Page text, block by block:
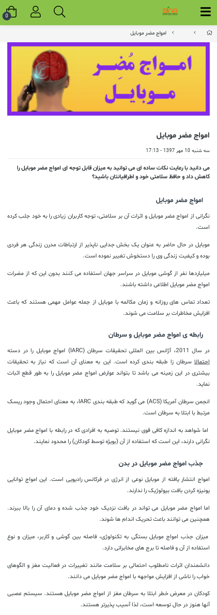
امواج مضر موبایل
امواج مضر موبایل
سه شنبه 10 مهر 1397 - 17:13
می دانید با رعایت نکات ساده ای می توانید به میزان قابل توجه ای امواج مضر موبایل را
کاهش داد و حافظ سلامتی خود و اطرافیانتان باشید؟
امواج مضر موبایل
نگرانی از امواج مضر موبایل و اثرات آن بر سلامتی، توجه کاربران زیادی را به خود جلب کرده
است.
موبایل در حال حاضر به عنوان یک بخش جدایی ناپذیر از ارتباطات مدرن زندگی هر فردی
بوده و کیفیت زندگی وی را دستخوش تغییر نموده است.
میلیاردها نفر از گوشی موبایل در سراسر جهان استفاده می کنند بدون این که از مضرات
امواج مضر موبایل اطلاعی داشته باشند.
تعداد تماس های روزانه و زمان مکالمه با موبایل از جمله عوامل مهمی هستند که باعث
افزایش مخاطرات بر سلامت می شوند.
رابطه ی امواج مضر موبایل و سرطان
در سال 2011، آژانس بین المللی تحقیقات سرطان ( IARC) امواج موبایل را در دسته
احتمالا سرطان زا طبقه بندی کرده است. این به معنای آن است که نیاز به تحقیقات
بیشتری در این زمینه می باشد تا بتواند عوارض امواج مضر موبایل را به طور قطع اثبات
نماید.
انجمن سرطان آمریکا (ACS) می گوید که طبقه بندی IARC، به معنای احتمال وجود ریسک
مرتبط با ابتلا به سرطان است.
اما شواهد به اندازه کافی قوی نیستند. توصیه به افرادی که در رابطه با امواج مضر موبایل
نگرانی دارند، این است که استفاده از آن (بویژه توسط کودکان) را محدود نمایند.
جذب امواج مضر موبایل در بدن
امواج انتشار یافته از موبایل نوعی از انرژی در فرکانس رادیویی است. این امواج توانایی
یونیزه کردن بافت بیولوژیک را ندارند.
اما امواج مضر موبایل می تواند در بافت نزدیک خود جذب شده و دمای آن را بالا ببرند.
همچنین می توانند باعث تحریک اندام ها شوند.
میزان جذب امواج موبایل بستگی به تکنولوژی، فاصله بین گوشی و کاربر، میزان و نوع
استفاده از آن و فاصله تا برج های مخابراتی دارد.
دانشمندان اثرات نامطلوب احتمالی بر سلامت مانند تغییرات در فعالیت مغز و الگوهای
خواب را ناشی از افزایش مواجهه با امواج مضر موبایل می دانند.
کودکان در معرض خطر ابتلا به سرطان مغز از امواج مضر موبایل هستند. سیستم عصبی
آنها هنوز در حال توسعه است، لذا آسیب پذیرتر هستند.
0